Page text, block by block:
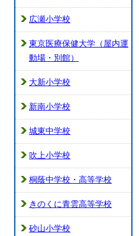
広瀬小学校
東京医療保健大学（屋内運
動場・別館）
大新小学校
新南小学校
城東中学校
吹上小学校
桐蔭中学校・高等学校
きのくに青雲高等学校
砂山小学校